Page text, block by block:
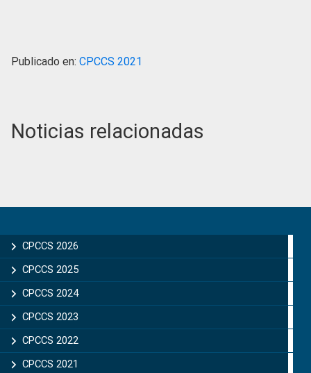
Publicado en: CPCCS 2021
Noticias relacionadas
Sidebar
CPCCS 2026
CPCCS 2025
CPCCS 2024
CPCCS 2023
CPCCS 2022
CPCCS 2021